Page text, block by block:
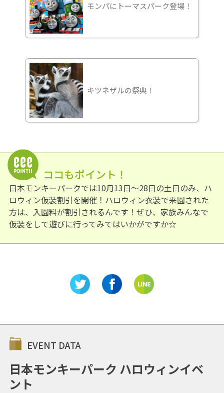
モンパにトーマスパーク登場！
キツネザルの祭典！
ココもポイント！
日本モンキーパークでは10月13日～28日の土日のみ、ハ
ロウィン仮装割引を開催！ハロウィン衣装で来園された
方は、入園料が割引されるんです！ぜひ、家族みんなで
仮装をして遊びに行ってみてはいかがですか☆
EVENT DATA
日本モンキーパーク ハロウィンイベ
ント